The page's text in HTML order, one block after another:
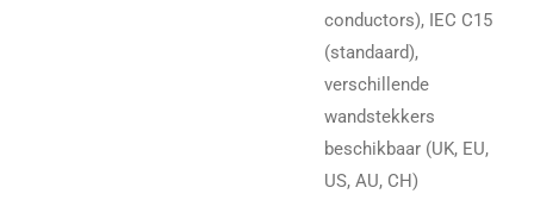
conductors), IEC C15
(standaard),
verschillende
wandstekkers
beschikbaar (UK, EU,
US, AU, CH)